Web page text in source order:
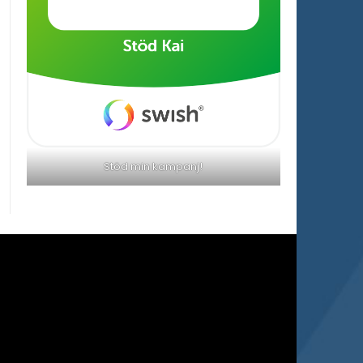
Stöd min kampanj!